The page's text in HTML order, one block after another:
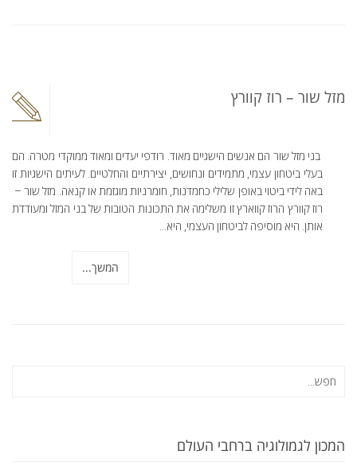
מזל שור – רוז קוורץ
בני מזל שור הם אנשים הישגיים מאוד. רודפי יעדים ומאוד ממוקדי מטרה. הם
בעלי ביטחון עצמי, מתמידים ונחושים, יצירתיים והחלטיים. לעיתים הישגיות זו
באה לידי ביטוי באופן שלילי כחמדנות, חומרניות מוגזמת או קנאה. מזל שור –
רוז קוורץ הרוז קווארץ זו משלימה את התכונות הטובות של בני המזל ומעודדת
אותן. היא מוסיפה לביטחון העצמי, היא...
המשך...
המכון לגמולוגיה ברחבי העולם